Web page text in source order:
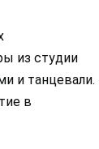
из студии
и танцевали.
в